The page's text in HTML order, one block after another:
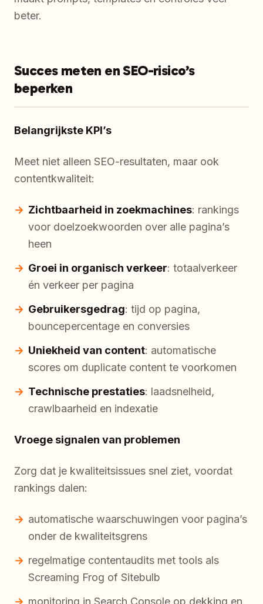
beter.
Succes meten en SEO-risico’s
beperken
Belangrijkste KPI’s
Meet niet alleen SEO-resultaten, maar ook
contentkwaliteit:
Zichtbaarheid in zoekmachines: rankings
voor doelzoekwoorden over alle pagina’s
heen
Groei in organisch verkeer: totaalverkeer
én verkeer per pagina
Gebruikersgedrag: tijd op pagina,
bouncepercentage en conversies
Uniekheid van content: automatische
scores om duplicate content te voorkomen
Technische prestaties: laadsnelheid,
crawlbaarheid en indexatie
Vroege signalen van problemen
Zorg dat je kwaliteitsissues snel ziet, voordat
rankings dalen:
automatische waarschuwingen voor pagina’s
onder de kwaliteitsgrens
regelmatige contentaudits met tools als
Screaming Frog of Sitebulb
monitoring in Search Console op dekking en